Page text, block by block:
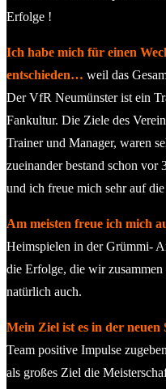
Erfolge !
Ich habe mich für einen
entschieden… weil das
Der VfR Neumünster ist ein
Fankultur. Die Ziele des
Trainer und Manager, waren
zueinander bestand schon vor
und ich freue mich sehr auf
Am meisten freue ich mich
Heimspielen in der Grümmi-
die Erfolge, die wir
natürlich auch.
Mein Ziel ist es in der neuen
Team positive Impulse
als großes Ziel die